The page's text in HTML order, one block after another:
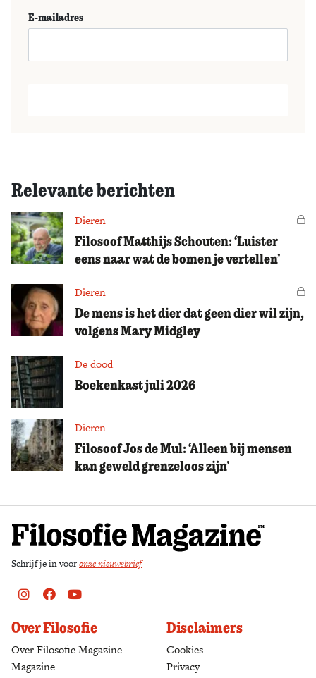
E-mailadres
Relevante berichten
Dieren
Filosoof Matthijs Schouten: ‘Luister
eens naar wat de bomen je vertellen’
Dieren
De mens is het dier dat geen dier wil zijn,
volgens Mary Midgley
De dood
Boekenkast juli 2026
Dieren
Filosoof Jos de Mul: ‘Alleen bij mensen
kan geweld grenzeloos zijn’
Schrijf je in vooronze nieuwsbrief
Instagram
FacebookYoutube
Over Filosofie
Over Filosofie Magazine
Magazine
Disclaimers
Cookies
Privacy